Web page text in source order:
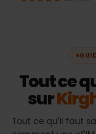
Tout ce
sur
Tout ce qu'il faut